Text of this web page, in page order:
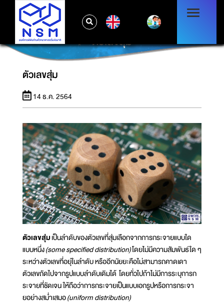
ตัวเลขสุ่ม
ตัวเลขสุ่ม
14 ธ.ค. 2564
ตัวเลขสุ่มเป็นลำดับของตัวเลขที่สุ่มเลือกจากการกระจายแบบใด
แบบหนึ่ง(some specified distribution)โดยไม่มีความสัมพันธ์ใด ๆ
ระหว่างตัวเลขที่อยุ่ในลำดับ หรืออีกนัยยะคือไม่สามารถคาดเดา
ตัวเลขถัดไปจากรูปแบบลำดับเดิมได้ โดยทั่วไปถ้าไม่มีการระบุการก
ระจายที่ชัดเจน ให้ถือว่าการกระจายเป็นแบบเอกรูปหรือการกระจา
ยอย่างสม่ำเสมอ(uniform distribution)